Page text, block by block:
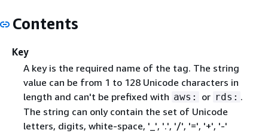
Contents
Key
A key is the required name of the tag. The string
value can be from 1 to 128 Unicode characters in
length and can't be prefixed with aws: or rds: .
The string can only contain the set of Unicode
letters, digits, white-space, '_', '.', '/', '=', '+', '-'